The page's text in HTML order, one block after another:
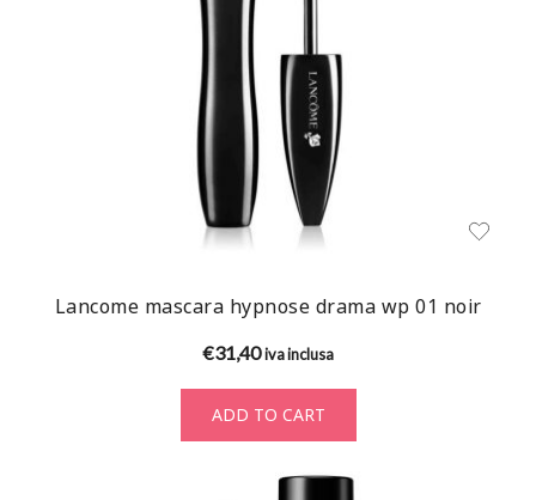
Lancome mascara hypnose drama wp 01 noir
€31,40iva inclusa
ADD TO CART